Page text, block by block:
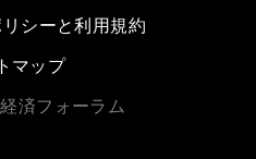
シーと利用規約
マップ
済フォーラム